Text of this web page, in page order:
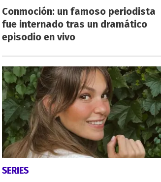
Conmoción: un famoso periodista
fue internado tras un dramático
episodio en vivo
SERIES